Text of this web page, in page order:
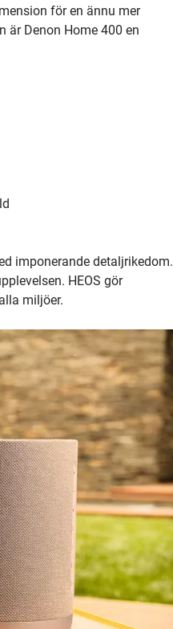
för en ännu mer
är Denon Home 400 en
imponerande detaljrikedom.
HEOS gör
miljöer.